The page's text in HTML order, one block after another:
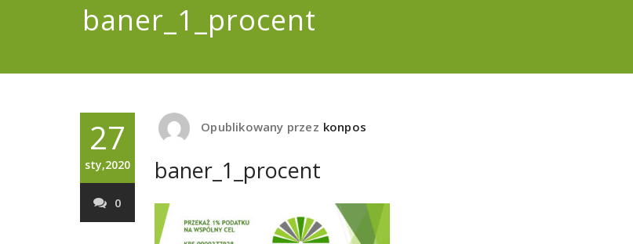
baner_1_procent
27
sty,2020
0
Opublikowany przez konpos
baner_1_procent